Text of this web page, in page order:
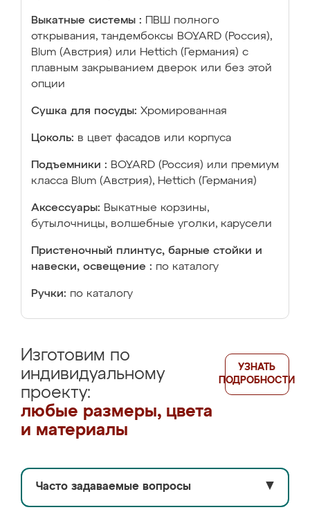
Выкатные системы :
ПВШ полного
открывания, тандембоксы BOYARD (Россия),
Blum (Австрия) или Hettich (Германия) с
плавным закрыванием дверок или без этой
опции
Сушка для посуды: Хромированная
Цоколь: в цвет фасадов или корпуса
Подъемники : BOYARD (Россия) или премиум
класса Blum (Австрия), Hettich (Германия)
Аксессуары: Выкатные корзины,
бутылочницы, волшебные уголки, карусели
Пристеночный плинтус, барные стойки и
навески, освещение : по каталогу
Ручки: по каталогу
Изготовим по
индивидуальному
проекту:
любые размеры, цвета
и материалы
УЗНАТЬ
ПОДРОБНОСТИ
Часто задаваемые вопросы ▼